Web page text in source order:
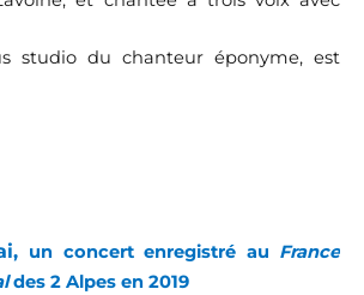
studio du chanteur éponyme, est
un concert enregistré au France
des 2 Alpes en 2019